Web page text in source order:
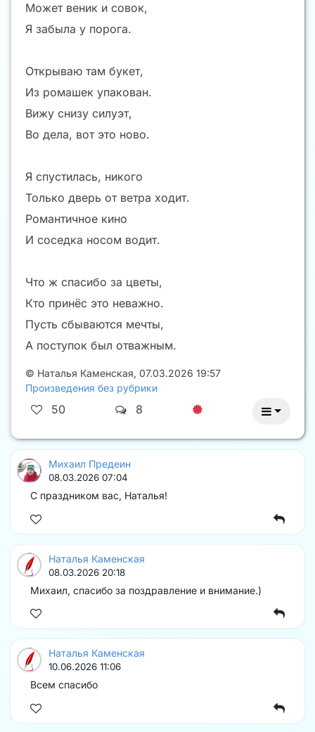
Может веник и совок,
Я забыла у порога.
Открываю там букет,
Из ромашек упакован.
Вижу снизу силуэт,
Во дела, вот это ново.
Я спустилась, никого
Только дверь от ветра ходит.
Романтичное кино
И соседка носом водит.
Что ж спасибо за цветы,
Кто принёс это неважно.
Пусть сбываются мечты,
А поступок был отважным.
© Наталья Каменская, 07.03.2026 19:57
Произведения без рубрики
50 8
Михаил Предеин
08.03.2026 07:04
С праздником вас, Наталья!
Наталья Каменская
08.03.2026 20:18
Михаил, спасибо за поздравление и внимание.)
Наталья Каменская
10.06.2026 11:06
Всем спасибо